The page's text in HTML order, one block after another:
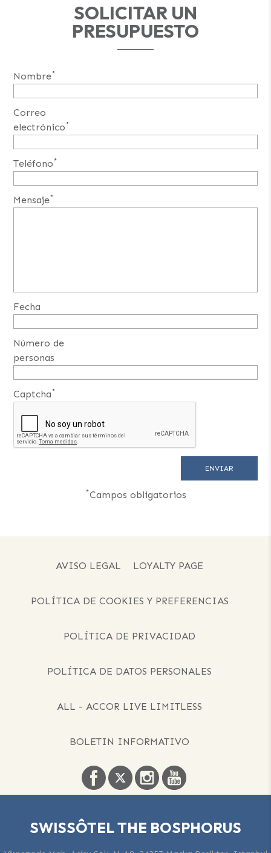
SOLICITAR UN
PRESUPUESTO
Nombre*
Correo
electrónico*
Teléfono*
Mensaje*
Fecha
Número de
personas
Captcha*
*Campos obligatorios
AVISO LEGAL LOYALTY PAGE
POLÍTICA DE COOKIES Y PREFERENCIAS
POLÍTICA DE PRIVACIDAD
POLÍTICA DE DATOS PERSONALES
ALL - ACCOR LIVE LIMITLESS
BOLETIN INFORMATIVO
SWISSÔTEL THE BOSPHORUS